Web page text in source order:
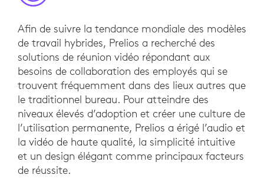
Afin de suivre la tendance mondiale des modèles
de travail hybrides, Prelios a recherché des
solutions de réunion vidéo répondant aux
besoins de collaboration des employés qui se
trouvent fréquemment dans des lieux autres que
le traditionnel bureau. Pour atteindre des
niveaux élevés d’adoption et créer une culture de
l’utilisation permanente, Prelios a érigé l’audio et
la vidéo de haute qualité, la simplicité intuitive
et un design élégant comme principaux facteurs
de réussite.